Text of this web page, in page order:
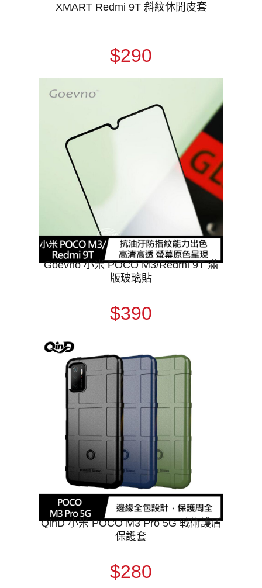
XMART Redmi 9T 斜紋休閒皮套
$290
Goevno 小米 POCO M3/Redmi 9T 滿
版玻璃貼
$390
QinD 小米 POCO M3 Pro 5G 戰術護盾
保護套
$280